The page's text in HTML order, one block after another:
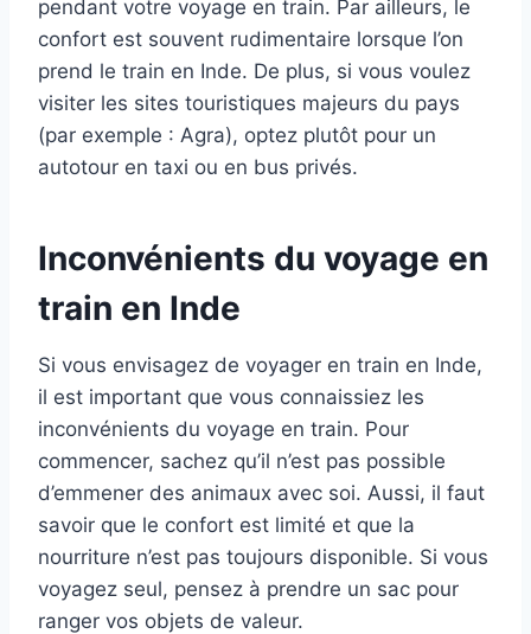
pendant votre voyage en train. Par ailleurs, le
confort est souvent rudimentaire lorsque l’on
prend le train en Inde. De plus, si vous voulez
visiter les sites touristiques majeurs du pays
(par exemple : Agra), optez plutôt pour un
autotour en taxi ou en bus privés.
Inconvénients du voyage en
train en Inde
Si vous envisagez de voyager en train en Inde,
il est important que vous connaissiez les
inconvénients du voyage en train. Pour
commencer, sachez qu’il n’est pas possible
d’emmener des animaux avec soi. Aussi, il faut
savoir que le confort est limité et que la
nourriture n’est pas toujours disponible. Si vous
voyagez seul, pensez à prendre un sac pour
ranger vos objets de valeur.